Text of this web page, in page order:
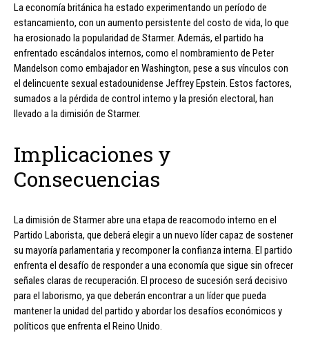
La economía británica ha estado experimentando un período de
estancamiento, con un aumento persistente del costo de vida, lo que
ha erosionado la popularidad de Starmer. Además, el partido ha
enfrentado escándalos internos, como el nombramiento de Peter
Mandelson como embajador en Washington, pese a sus vínculos con
el delincuente sexual estadounidense Jeffrey Epstein. Estos factores,
sumados a la pérdida de control interno y la presión electoral, han
llevado a la dimisión de Starmer.
Implicaciones y
Consecuencias
La dimisión de Starmer abre una etapa de reacomodo interno en el
Partido Laborista, que deberá elegir a un nuevo líder capaz de sostener
su mayoría parlamentaria y recomponer la confianza interna. El partido
enfrenta el desafío de responder a una economía que sigue sin ofrecer
señales claras de recuperación. El proceso de sucesión será decisivo
para el laborismo, ya que deberán encontrar a un líder que pueda
mantener la unidad del partido y abordar los desafíos económicos y
políticos que enfrenta el Reino Unido.